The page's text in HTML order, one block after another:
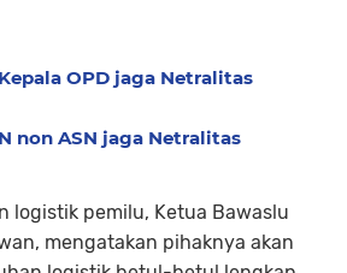
OPD jaga Netralitas
non ASN jaga Netralitas
logistik pemilu, Ketua Bawaslu
mengatakan pihaknya akan